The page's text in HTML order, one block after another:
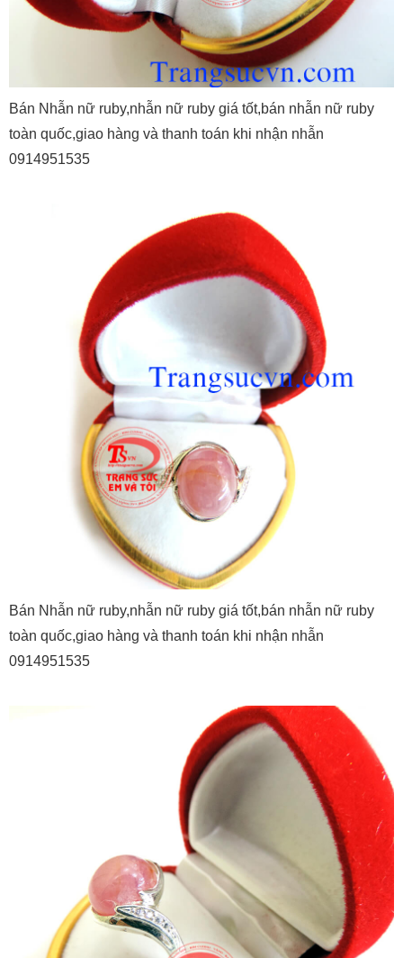
Bán Nhẫn nữ ruby,nhẫn nữ ruby giá tốt,bán nhẫn nữ ruby
toàn quốc,giao hàng và thanh toán khi nhận nhẫn
0914951535
Bán Nhẫn nữ ruby,nhẫn nữ ruby giá tốt,bán nhẫn nữ ruby
toàn quốc,giao hàng và thanh toán khi nhận nhẫn
0914951535